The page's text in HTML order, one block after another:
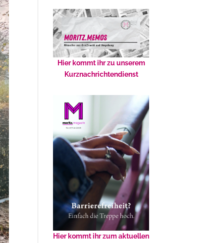
Hier kommt ihr zu unserem
Kurznachrichtendienst
Hier kommt ihr zum aktuellen